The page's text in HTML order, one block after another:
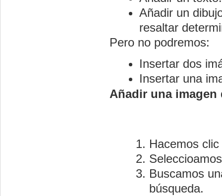
Añadir un
resaltar
Pero no podremos:
Insertar dos
Insertar una
Añadir una imagen
Hacemos
Buscamos
búsqueda.